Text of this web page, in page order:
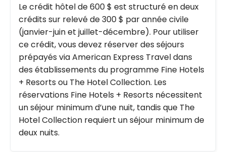
Le crédit hôtel de 600 $ est structuré en deux
crédits sur relevé de 300 $ par année civile
(janvier-juin et juillet-décembre). Pour utiliser
ce crédit, vous devez réserver des séjours
prépayés via American Express Travel dans
des établissements du programme Fine Hotels
+ Resorts ou The Hotel Collection. Les
réservations Fine Hotels + Resorts nécessitent
un séjour minimum d’une nuit, tandis que The
Hotel Collection requiert un séjour minimum de
deux nuits.